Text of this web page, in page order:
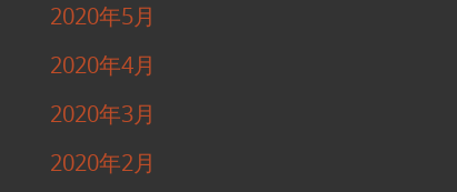
2020年5月
2020年4月
2020年3月
2020年2月